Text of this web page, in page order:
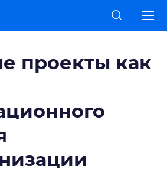
проекты как